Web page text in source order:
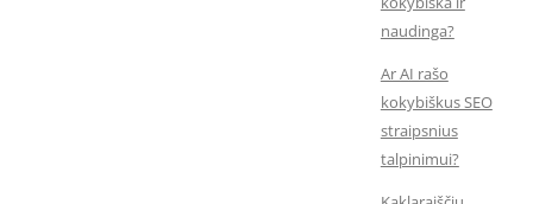
naudinga?
Ar AI rašo
kokybiškus SEO
straipsnius
talpinimui?